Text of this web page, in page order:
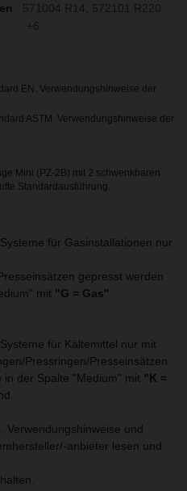
571004 R14
572101 R220
+6
EN. Verwendungshinweise der
ASTM. Verwendungshinweise der
Mini (PZ-2B) mit 2 schwenkbaren
Standardausführung.
für Gasinstallationen nur
gepresst werden
mit "G = Gas"
für Kältemittel nur mit
Pressringen/Presseinsätzen
der Spalte "Medium" mit "K =
Verwendungshinweise und
anbieter lesen und